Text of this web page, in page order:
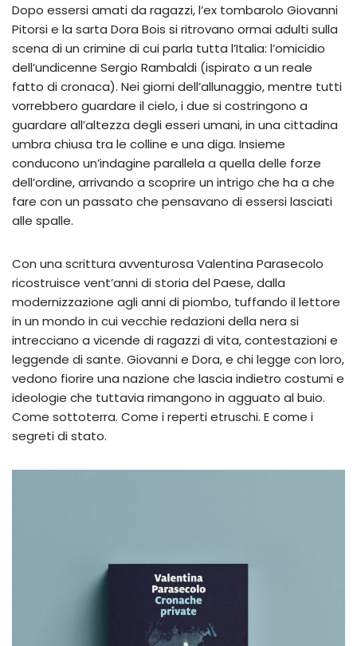
Dopo essersi amati da ragazzi, l’ex tombarolo Giovanni
Pitorsi e la sarta Dora Bois si ritrovano ormai adulti sulla
scena di un crimine di cui parla tutta l’Italia: l’omicidio
dell’undicenne Sergio Rambaldi (ispirato a un reale
fatto di cronaca). Nei giorni dell’allunaggio, mentre tutti
vorrebbero guardare il cielo, i due si costringono a
guardare all’altezza degli esseri umani, in una cittadina
umbra chiusa tra le colline e una diga. Insieme
conducono un’indagine parallela a quella delle forze
dell’ordine, arrivando a scoprire un intrigo che ha a che
fare con un passato che pensavano di essersi lasciati
alle spalle.
Con una scrittura avventurosa Valentina Parasecolo
ricostruisce vent’anni di storia del Paese, dalla
modernizzazione agli anni di piombo, tuffando il lettore
in un mondo in cui vecchie redazioni della nera si
intrecciano a vicende di ragazzi di vita, contestazioni e
leggende di sante. Giovanni e Dora, e chi legge con loro,
vedono fiorire una nazione che lascia indietro costumi e
ideologie che tuttavia rimangono in agguato al buio.
Come sottoterra. Come i reperti etruschi. E come i
segreti di stato.